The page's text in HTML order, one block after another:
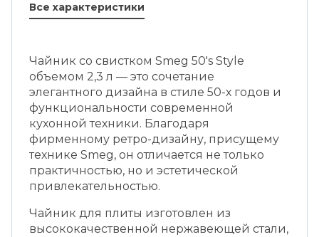
Все характеристики
Чайник со свистком Smeg 50's Style
объемом 2,3 л — это сочетание
элегантного дизайна в стиле 50-х годов и
функциональности современной
кухонной техники. Благодаря
фирменному ретро-дизайну, присущему
технике Smeg, он отличается не только
практичностью, но и эстетической
привлекательностью.
Чайник для плиты изготовлен из
высококачественной нержавеющей стали,